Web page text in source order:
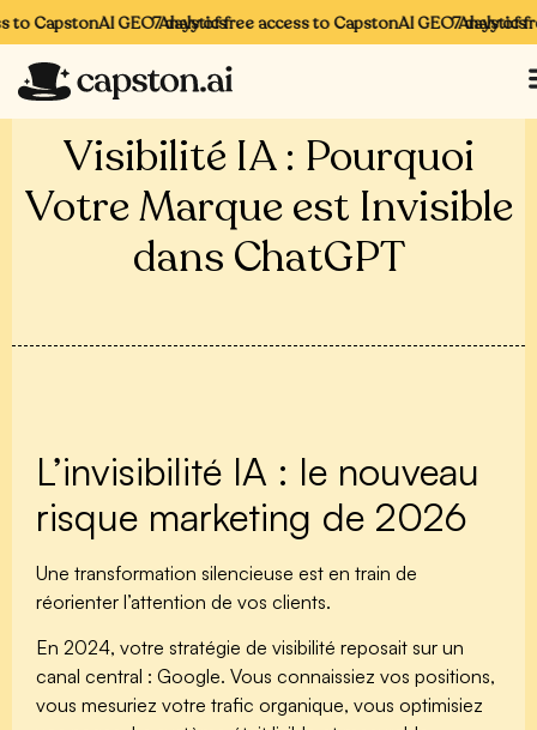
CapstonAI GEO Analytics7 days of free access to CapstonAI GEO Analytics
7 days of free
Visibilité IA : Pourquoi
Votre Marque est Invisible
dans ChatGPT
L’invisibilité IA : le nouveau
risque marketing de 2026
Une transformation silencieuse est en train de
réorienter l’attention de vos clients.
En 2024, votre stratégie de visibilité reposait sur un
canal central : Google. Vous connaissiez vos positions,
vous mesuriez votre trafic organique, vous optimisiez